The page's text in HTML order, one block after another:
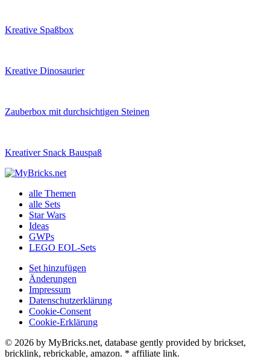
Kreative Spaßbox
Kreative Dinosaurier
Zauberbox mit durchsichtigen Steinen
Kreativer Snack Bauspaß
alle Themen
alle Sets
Star Wars
Ideas
GWPs
LEGO EOL-Sets
Set hinzufügen
Änderungen
Impressum
Datenschutzerklärung
Cookie-Consent
Cookie-Erklärung
© 2026 by MyBricks.net, database gently provided by brickset,
bricklink, rebrickable, amazon. * affiliate link.